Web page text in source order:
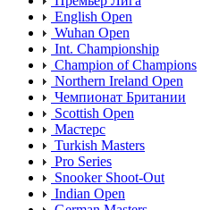
English Open
Wuhan Open
Int. Championship
Champion of Champions
Northern Ireland Open
Чемпионат Британии
Scottish Open
Мастерс
Turkish Masters
Pro Series
Snooker Shoot-Out
Indian Open